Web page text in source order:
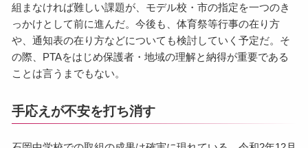
組まなければ難しい課題が、モデル校・市の指定を一つのき
っかけとして前に進んだ。今後も、体育祭等行事の在り方
や、通知表の在り方などについても検討していく予定だ。そ
の際、PTAをはじめ保護者・地域の理解と納得が重要である
ことは言うまでもない。
手応えが不安を打ち消す